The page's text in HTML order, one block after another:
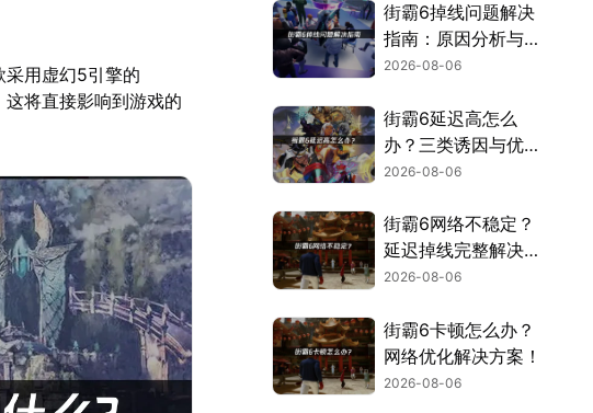
采用虚幻5引擎的
将直接影响到游戏的
街霸6掉线问题解决
指南：原因分析与网
络优化技巧！
2026-08-06
街霸6延迟高怎么
办？三类诱因与优化
解决方案！
2026-08-06
街霸6网络不稳定？
延迟掉线完整解决指
南！
2026-08-06
街霸6卡顿怎么办？
网络优化解决方案！
2026-08-06